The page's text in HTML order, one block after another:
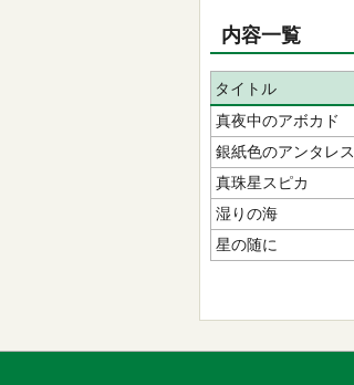
内容一覧
タイトル
真夜中のアボカド
銀紙色のアンタレス
真珠星スピカ
湿りの海
星の随に